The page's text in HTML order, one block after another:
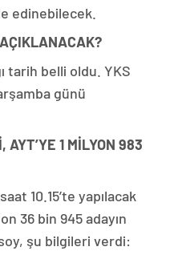
edinebilecek.
tarih belli oldu. YKS
günü
1 MİLYON 983
10.15’te yapılacak
36 bin 945 adayın
şu bilgileri verdi: